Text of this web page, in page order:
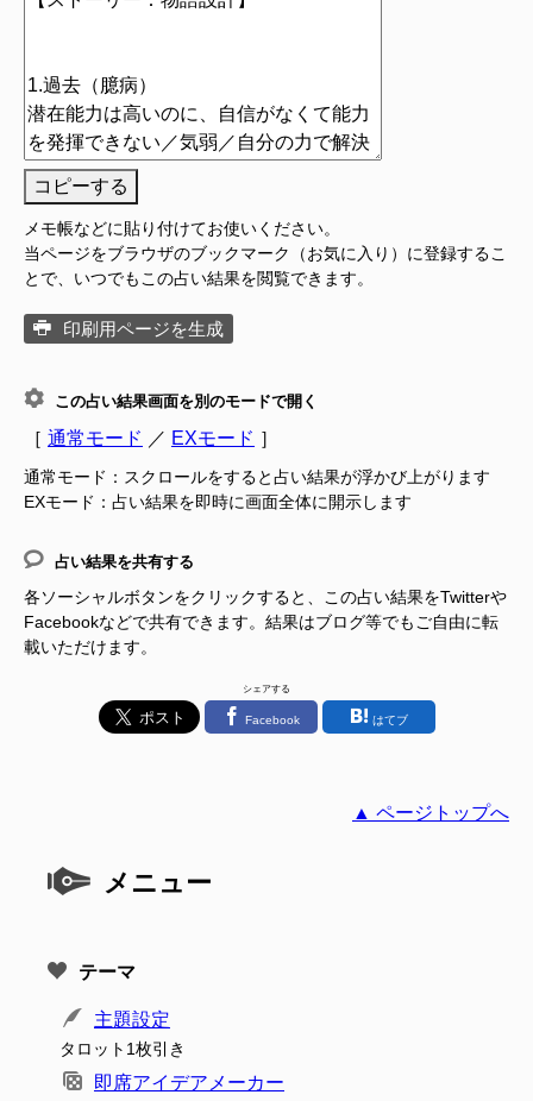
コピーする
メモ帳などに貼り付けてお使いください。
当ページをブラウザのブックマーク（お気に入り）に登録するこ
とで、いつでもこの占い結果を閲覧できます。
印刷用ページを生成
この占い結果画面を別のモードで開く
［ 通常モード ／ EXモード ］
通常モード：スクロールをすると占い結果が浮かび上がります
EXモード：占い結果を即時に画面全体に開示します
占い結果を共有する
各ソーシャルボタンをクリックすると、この占い結果をTwitterや
Facebookなどで共有できます。結果はブログ等でもご自由に転
載いただけます。
シェアする
Facebook はてブ
▲ ページトップへ
メニュー
テーマ
主題設定
タロット1枚引き
即席アイデアメーカー